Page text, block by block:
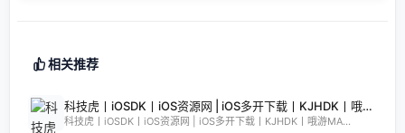
相关推荐
科技虎丨iOSDK丨iOS资源网 | iOS多开下载丨KJHDK丨哦游MAX丨iPA商店丨凸游 | iPA软件免费砸壳下载丨iOSiPA丨苹果多开丨全网最优秀的iPA资源下载网站
科技虎丨iOSDK丨iOS资源网 | iOS多开下载丨KJHDK丨哦游MA...